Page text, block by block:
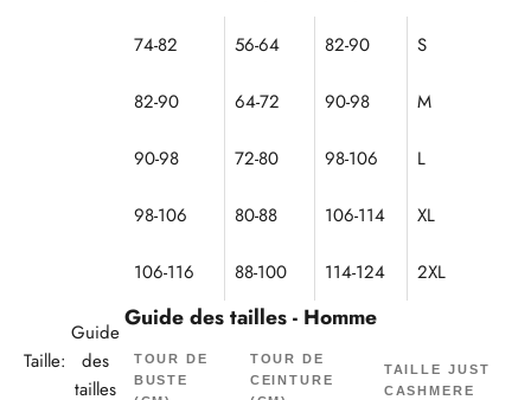
Taille:
Guide
des
tailles
74-82 56-64 82-90 S
82-90 64-72 90-98 M
90-98 72-80 98-106 L
98-106 80-88 106-114 XL
106-116 88-100 114-124 2XL
Guide des tailles - Homme
TOUR DE
BUSTE
TOUR DE
CEINTURE
TAILLE JUST
CASHMERE